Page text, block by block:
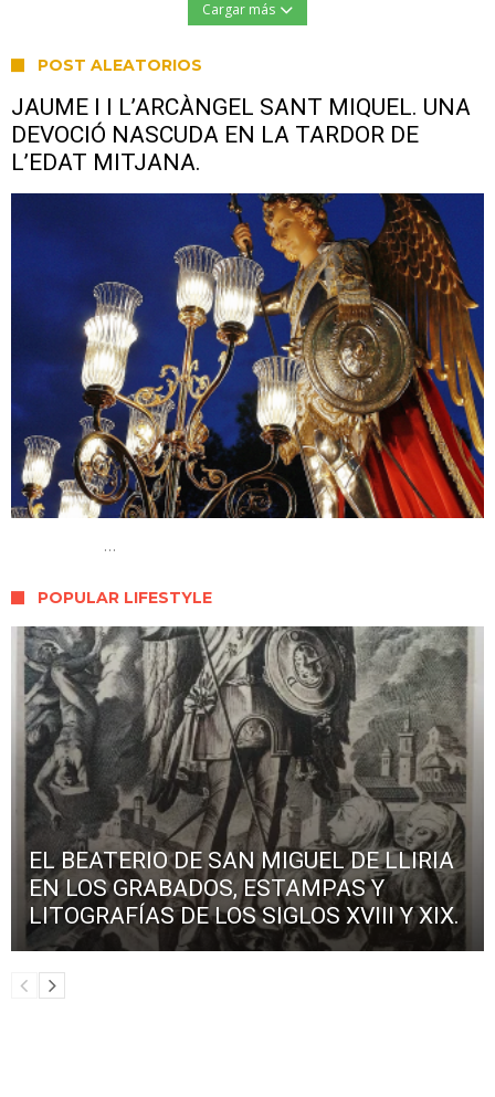
Cargar más
POST ALEATORIOS
JAUME I I L’ARCÀNGEL SANT MIQUEL. UNA
DEVOCIÓ NASCUDA EN LA TARDOR DE
L’EDAT MITJANA.
…
POPULAR LIFESTYLE
EL BEATERIO DE SAN MIGUEL DE LLIRIA
EN LOS GRABADOS, ESTAMPAS Y
LITOGRAFÍAS DE LOS SIGLOS XVIII Y XIX.